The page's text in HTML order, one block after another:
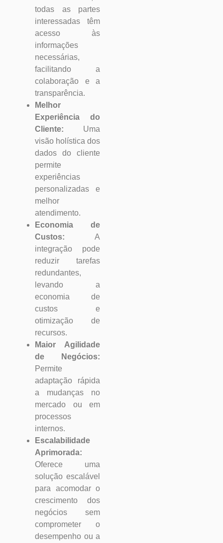
todas as partes
interessadas têm
acesso às
informações
necessárias,
facilitando a
colaboração e a
transparência.
Melhor
Experiência do
Cliente: Uma
visão holística dos
dados do cliente
permite
experiências
personalizadas e
melhor
atendimento.
Economia de
Custos: A
integração pode
reduzir tarefas
redundantes,
levando a
economia de
custos e
otimização de
recursos.
Maior Agilidade
de Negócios:
Permite
adaptação rápida
a mudanças no
mercado ou em
processos
internos.
Escalabilidade
Aprimorada:
Oferece uma
solução escalável
para acomodar o
crescimento dos
negócios sem
comprometer o
desempenho ou a